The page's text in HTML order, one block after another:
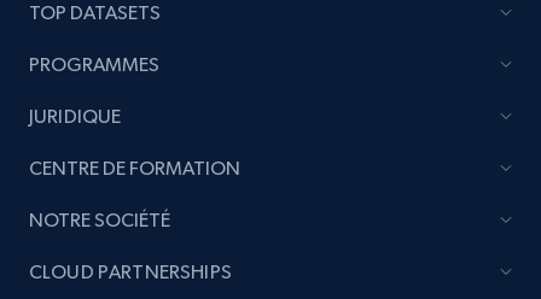
TOP DATASETS
PROGRAMMES
JURIDIQUE
CENTRE DE FORMATION
NOTRE SOCIÉTÉ
CLOUD PARTNERSHIPS